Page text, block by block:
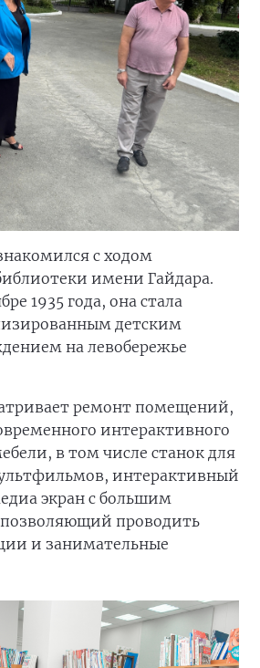
с ходом
имени Гайдара.
1935 года, она стала
детским
на левобережье
ремонт помещений,
интерактивного
в том числе станок для
интерактивный
экран с большим
проводить
и занимательные